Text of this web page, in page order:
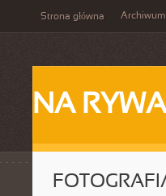
Strona główna Archiwum
NA